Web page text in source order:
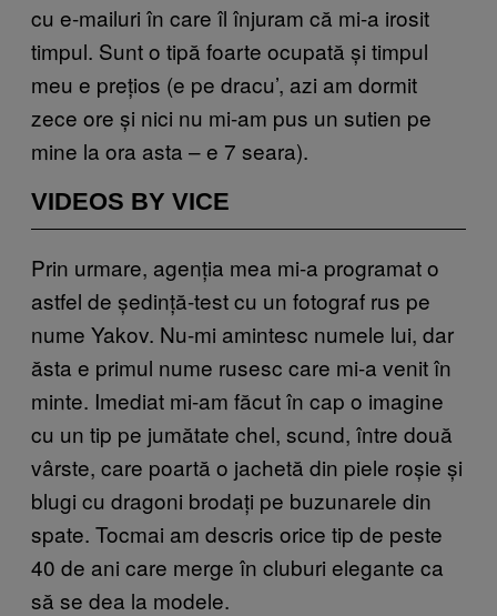
cu e-mailuri în care îl înjuram că mi-a irosit
timpul. Sunt o tipă foarte ocupată și timpul
meu e prețios (e pe dracu’, azi am dormit
zece ore și nici nu mi-am pus un sutien pe
mine la ora asta – e 7 seara).
VIDEOS BY VICE
Prin urmare, agenția mea mi-a programat o
astfel de ședință-test cu un fotograf rus pe
nume Yakov. Nu-mi amintesc numele lui, dar
ăsta e primul nume rusesc care mi-a venit în
minte. Imediat mi-am făcut în cap o imagine
cu un tip pe jumătate chel, scund, între două
vârste, care poartă o jachetă din piele roșie și
blugi cu dragoni brodați pe buzunarele din
spate. Tocmai am descris orice tip de peste
40 de ani care merge în cluburi elegante ca
să se dea la modele.